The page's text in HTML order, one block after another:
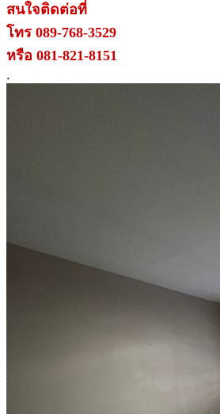
สนใจติดต่อที่
โทร 089-768-3529
หรือ 081-821-8151
.